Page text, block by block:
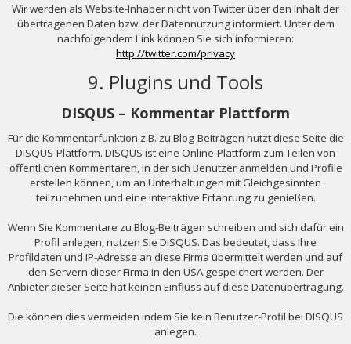
Wir werden als Website-Inhaber nicht von Twitter über den Inhalt der
übertragenen Daten bzw. der Datennutzung informiert. Unter dem
nachfolgendem Link können Sie sich informieren:
http://twitter.com/privacy
9. Plugins und Tools
DISQUS – Kommentar Plattform
Für die Kommentarfunktion z.B. zu Blog-Beiträgen nutzt diese Seite die
DISQUS-Plattform. DISQUS ist eine Online-Plattform zum Teilen von
öffentlichen Kommentaren, in der sich Benutzer anmelden und Profile
erstellen können, um an Unterhaltungen mit Gleichgesinnten
teilzunehmen und eine interaktive Erfahrung zu genießen.
Wenn Sie Kommentare zu Blog-Beiträgen schreiben und sich dafür ein
Profil anlegen, nutzen Sie DISQUS. Das bedeutet, dass Ihre
Profildaten und IP-Adresse an diese Firma übermittelt werden und auf
den Servern dieser Firma in den USA gespeichert werden. Der
Anbieter dieser Seite hat keinen Einfluss auf diese Datenübertragung.
Die können dies vermeiden indem Sie kein Benutzer-Profil bei DISQUS
anlegen.